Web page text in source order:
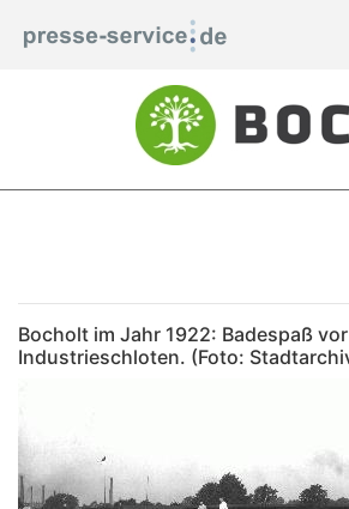
Bocholt im Jahr 1922: Badespaß
Industrieschloten. (Foto: